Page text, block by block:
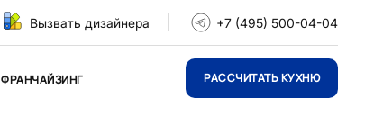
Вызвать дизайнера +7 (495) 500-04-04
ФРАНЧАЙЗИНГ РАССЧИТАТЬ КУХНЮ